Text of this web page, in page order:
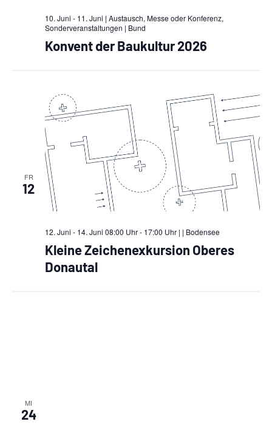
10. Juni - 11. Juni | Austausch, Messe oder Konferenz,
Sonderveranstaltungen | Bund
Konvent der Baukultur 2026
FR
12
12. Juni - 14. Juni 08:00 Uhr - 17:00 Uhr | | Bodensee
Kleine Zeichenexkursion Oberes
Donautal
MI
24